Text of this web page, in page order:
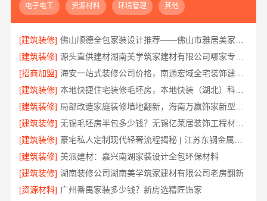
电子电工 资源材料 环境管理 其他
[建筑装修]
[建筑装修]
[招商加盟]
海安一站式装修公司价格，南通宏域全宅装饰建材有限公司源头直供
[建筑装修]
本地快捷住宅装修毛坯房，本地快装（湖北）科技有限公司专业交付
[建筑装修]
[建筑装修]
无锡毛坯房半包多少钱？无锡亿莱居装饰工程材料有限公司为您提供参考
[建筑装修]
[建筑装修] 美派建材：嘉兴南湖家装设计全包环保材料
[建筑装修] 湖南装修公司湖南美学筑家建材有限公司老房翻新
[资源材料] 广州番禺家装多少钱？新房选精匠饰家